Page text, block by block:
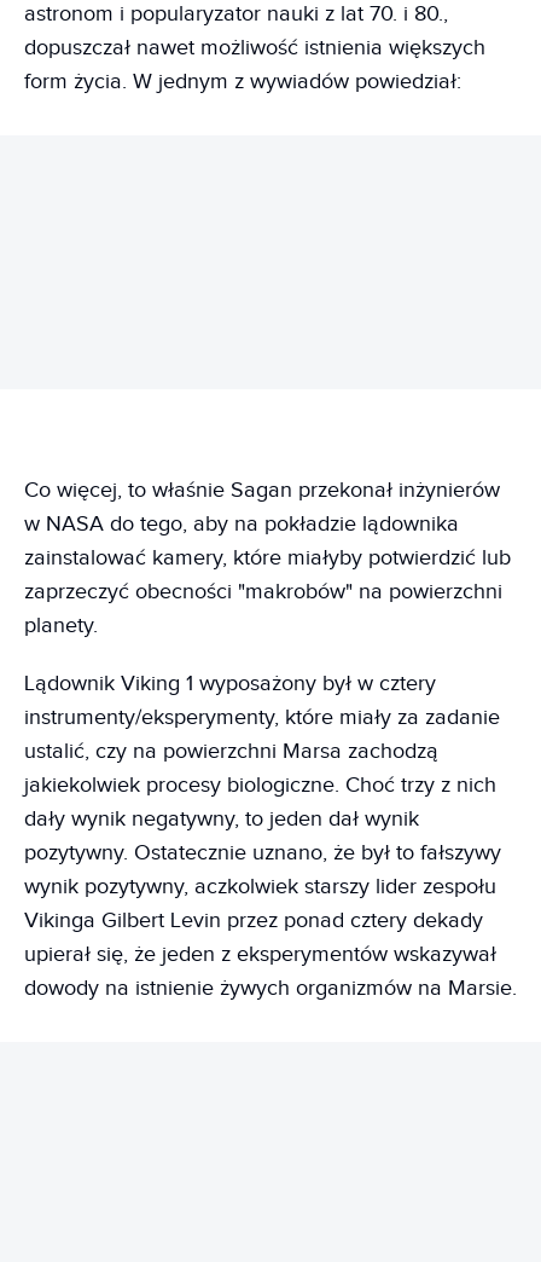
astronom i popularyzator nauki z lat 70. i 80.,
dopuszczał nawet możliwość istnienia większych
form życia. W jednym z wywiadów powiedział:
Co więcej, to właśnie Sagan przekonał inżynierów
w NASA do tego, aby na pokładzie lądownika
zainstalować kamery, które miałyby potwierdzić lub
zaprzeczyć obecności "makrobów" na powierzchni
planety.
Lądownik Viking 1 wyposażony był w cztery
instrumenty/eksperymenty, które miały za zadanie
ustalić, czy na powierzchni Marsa zachodzą
jakiekolwiek procesy biologiczne. Choć trzy z nich
dały wynik negatywny, to jeden dał wynik
pozytywny. Ostatecznie uznano, że był to fałszywy
wynik pozytywny, aczkolwiek starszy lider zespołu
Vikinga Gilbert Levin przez ponad cztery dekady
upierał się, że jeden z eksperymentów wskazywał
dowody na istnienie żywych organizmów na Marsie.